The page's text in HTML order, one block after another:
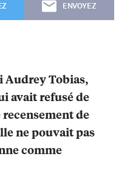
ENVOYEZ
Audrey Tobias,
avait refusé de
de
ne pouvait pas
comme